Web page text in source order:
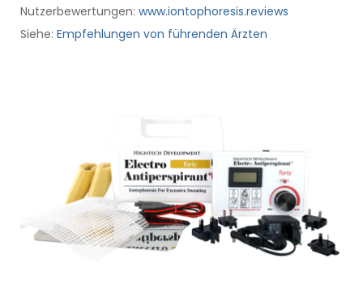
Nutzerbewertungen: www.iontophoresis.reviews
Siehe: Empfehlungen von führenden Ärzten